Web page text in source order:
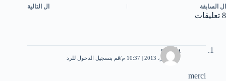
ال السابقة ال التالية
8 تعليقات
monia
11 أكتوبر، 2013 | 10:37 م قم بتسجيل الدخول للرد
merci